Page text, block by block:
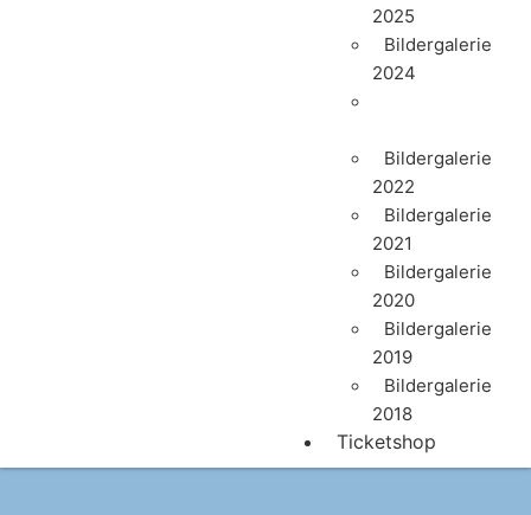
2025
Bildergalerie
2024
Bildergalerie
2022
Bildergalerie
2021
Bildergalerie
2020
Bildergalerie
2019
Bildergalerie
2018
Ticketshop